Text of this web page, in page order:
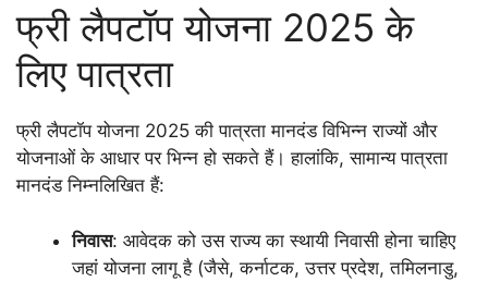
फ्री लैपटॉप योजना 2025 के
लिए पात्रता
फ्री लैपटॉप योजना 2025 की पात्रता मानदंड विभिन्न राज्यों और
योजनाओं के आधार पर भिन्न हो सकते हैं। हालांकि, सामान्य पात्रता
मानदंड निम्नलिखित हैं:
निवास: आवेदक को उस राज्य का स्थायी निवासी होना चाहिए
जहां योजना लागू है (जैसे, कर्नाटक, उत्तर प्रदेश, तमिलनाडु,